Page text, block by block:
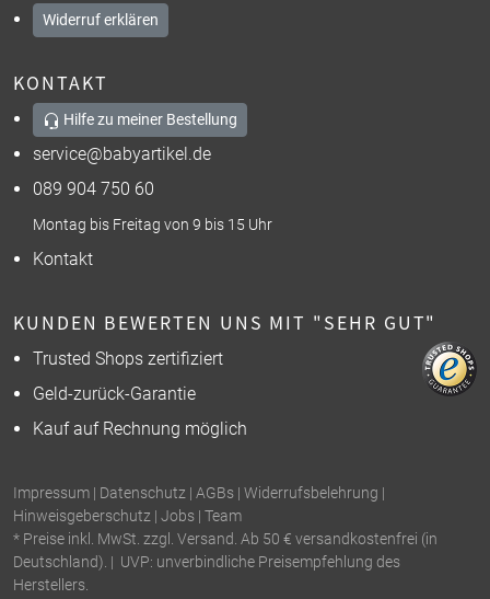
Widerruf erklären
KONTAKT
Hilfe zu meiner Bestellung
service@babyartikel.de
089 904 750 60
Montag bis Freitag von 9 bis 15 Uhr
Kontakt
KUNDEN BEWERTEN UNS MIT "SEHR GUT"
Trusted Shops zertifiziert
Geld-zurück-Garantie
Kauf auf Rechnung möglich
Impressum Datenschutz AGBs Widerrufsbelehrung
Hinweisgeberschutz Jobs Team
* Preise inkl. MwSt. zzgl. Versand. Ab 50 € versandkostenfrei (in
Deutschland). | UVP: unverbindliche Preisempfehlung des
Herstellers.